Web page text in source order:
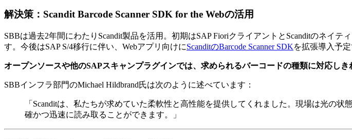
解決策：Scandit Barcode Scanner SDK for the Webの活用
SBBは過去2年間にわたりScandit製品を活用。初期はSAP FioriクライアントとScanditのネイ
す。今後はSAP S/4移行に伴い、Webアプリ向けにScanditのBarcode Scanner SDKを拡張導入予定
オープンソースや他のSAPスキャンプラグインでは、求められるバーコードの種類に対応し
SBBインフラ部門のMichael Hildbrand氏は次のように述べています：
「Scanditは、私たちが求めていた柔軟性と高性能を提供してくれました。現場は光の
確かつ迅速に読み取ることができます。」